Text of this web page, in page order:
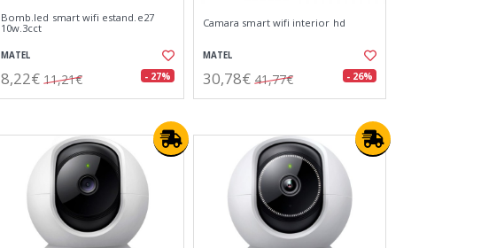
Bomb.led smart wifi estand.e27
10w.3cct
MATEL
8,22€ 11,21€ - 27%
Camara smart wifi interior hd
MATEL
30,78€ 41,77€ - 26%